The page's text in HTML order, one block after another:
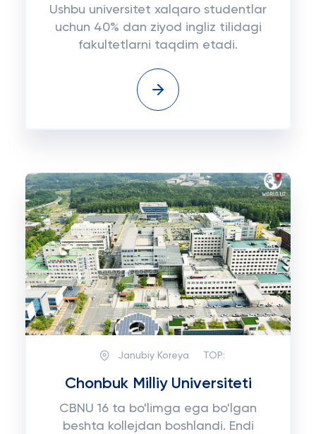
Ushbu universitet xalqaro studentlar
uchun 40% dan ziyod ingliz tilidagi
fakultetlarni taqdim etadi.
Janubiy Koreya TOP:
Chonbuk Milliy Universiteti
CBNU 16 ta bo'limga ega bo'lgan
beshta kollejdan boshlandi. Endi